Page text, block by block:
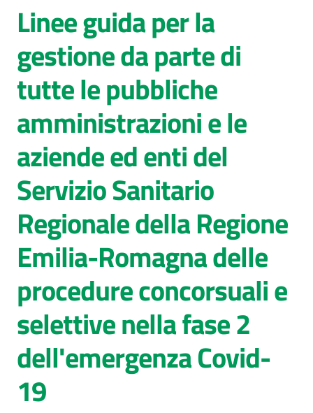
Luoghi di
cura
AUSL
Comunica
Linee guida per la
gestione da parte di
tutte le pubbliche
amministrazioni e le
aziende ed enti del
Servizio Sanitario
Regionale della Regione
Emilia-Romagna delle
procedure concorsuali e
selettive nella fase 2
dell'emergenza Covid-
19